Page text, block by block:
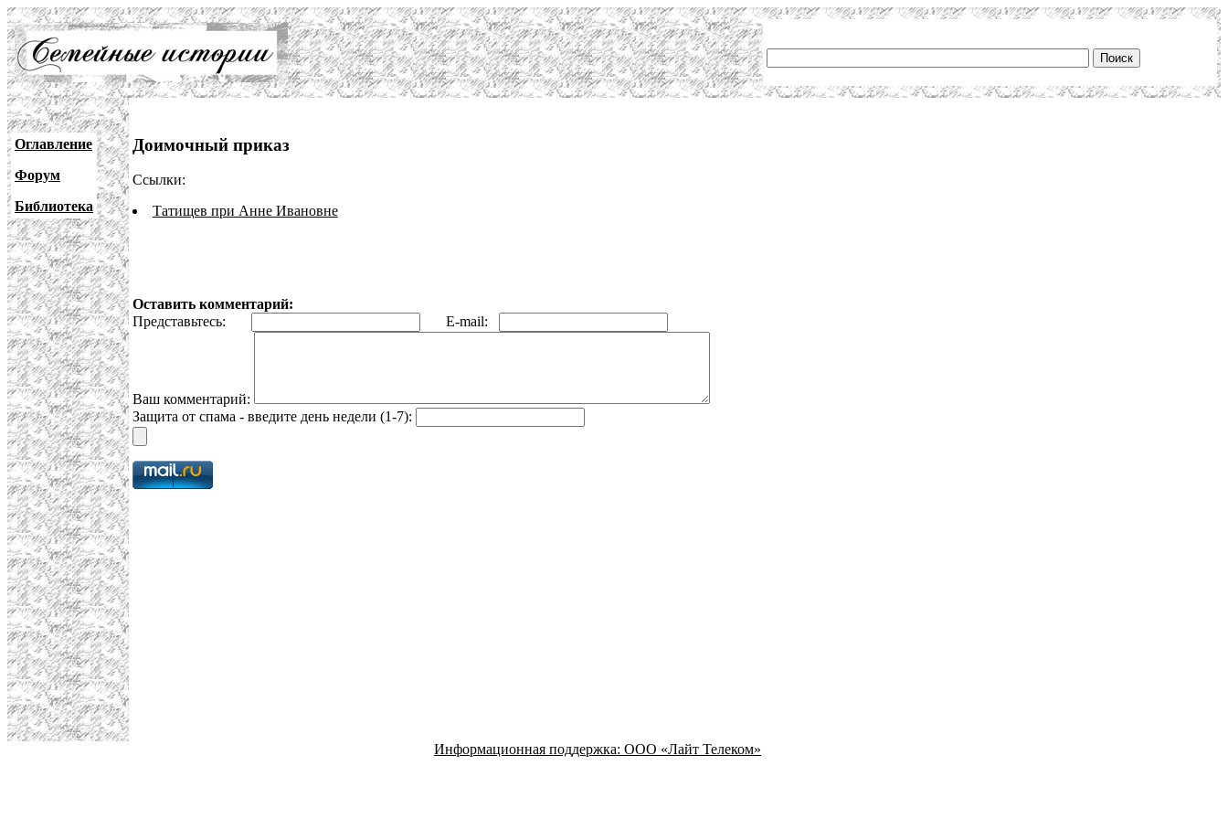
Оглавление
Форум
Библиотека
Доимочный приказ
Ссылки:
Татищев при Анне Ивановне
Оставить комментарий:
Представьтесь:
E-mail:
Ваш комментарий:
Защита от спама - введите день недели (1-7):
Информационная поддержка: ООО «Лайт Телеком»